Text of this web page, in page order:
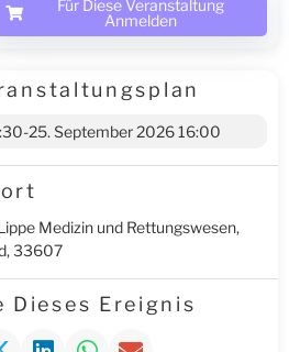
Für Diese Veranstaltung
Anmelden
25. September 2026 16:00
Medizin und Rettungswesen,
33607
Dieses Ereignis